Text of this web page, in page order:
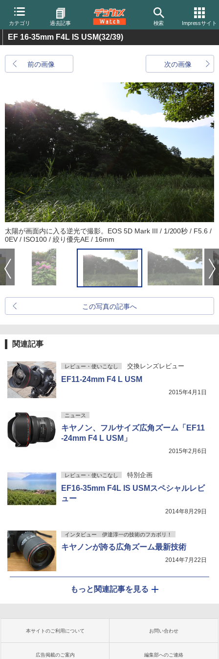
カテゴリ 過去記事 検索 Impressサイト
EF 16-35mm F4L IS USM(32/39)
前の画像 次の画像
太陽が画面内に入る逆光で撮影。EOS 5D Mark III / 1/200秒 / F5.6 /
0EV / ISO100 / 絞り優先AE / 16mm
この写真の記事へ
関連記事
レビュー・使いこなし 交換レンズレビュー
EF11-24mm F4 L USM
2015年4月1日
ニュース
キヤノン、フルサイズ広角ズーム「EF11
-24mm F4 L USM」
2015年2月6日
レビュー・使いこなし 特別企画
EF16-35mm F4L IS USMスペシャルレビ
ュー
2014年8月29日
インタビュー 伊達淳一の技術のフカボリ！
キヤノンが誇る広角ズーム最新技術
2014年7月22日
もっと関連記事を見る
本サイトのご利用について お問い合わせ
広告掲載のご案内 編集部へのご連絡